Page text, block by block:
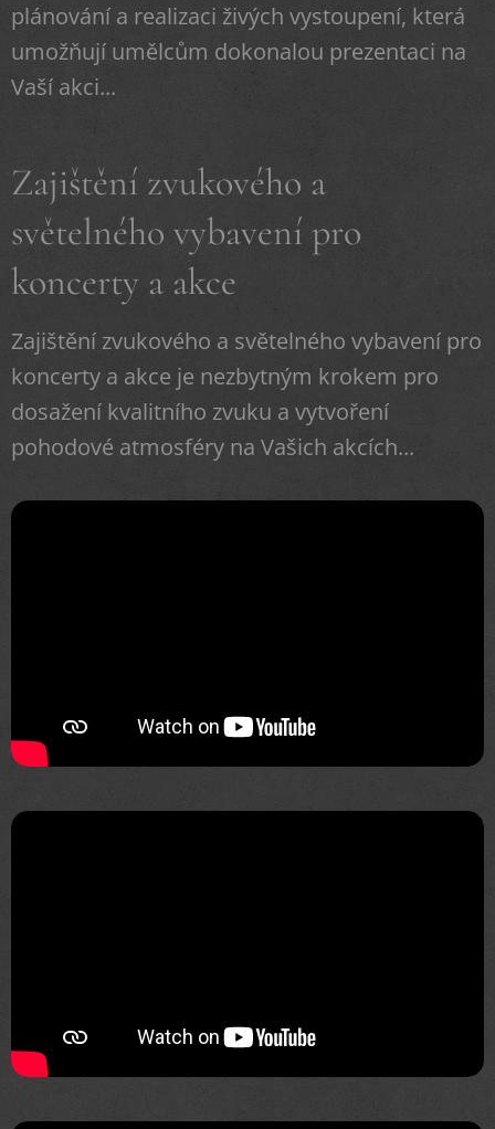
plánování a realizaci živých vystoupení, která
umožňují umělcům dokonalou prezentaci na
Vaší akci...
Zajištění zvukového a
světelného vybavení pro
koncerty a akce
Zajištění zvukového a světelného vybavení pro
koncerty a akce je nezbytným krokem pro
dosažení kvalitního zvuku a vytvoření
pohodové atmosféry na Vašich akcích...